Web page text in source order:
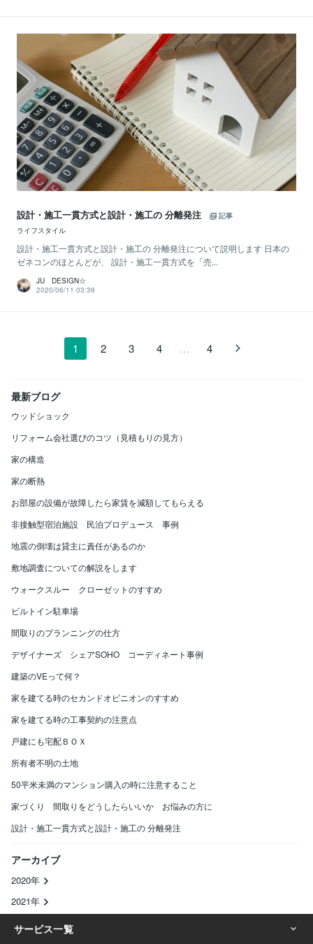
設計・施工一貫方式と設計・施工の 分離発注
記事
ライフスタイル
設計・施工一貫方式と設計・施工の 分離発注について説明します 日本の
ゼネコンのほとんどが、 設計・施工一貫方式を「売...
JU DESIGN☆
2020/06/11 03:39
1 2 3 4 … 4
最新ブログ
ウッドショック
リフォーム会社選びのコツ（見積もりの見方）
家の構造
家の断熱
お部屋の設備が故障したら家賃を減額してもらえる
非接触型宿泊施設 民泊プロデュース 事例
地震の倒壊は貸主に責任があるのか
敷地調査についての解説をします
ウォークスルー クローゼットのすすめ
ビルトイン駐車場
間取りのプランニングの仕方
デザイナーズ シェアSOHO コーディネート事例
建築のVEって何？
家を建てる時のセカンドオピニオンのすすめ
家を建てる時の工事契約の注意点
戸建にも宅配ＢＯＸ
所有者不明の土地
50平米未満のマンション購入の時に注意すること
家づくり 間取りをどうしたらいいか お悩みの方に
設計・施工一貫方式と設計・施工の 分離発注
アーカイブ
2020年
2021年